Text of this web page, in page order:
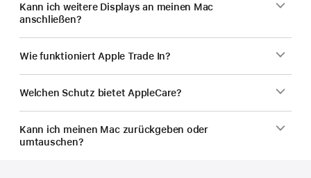
Kann ich weitere Displays an meinen Mac
anschließen?
Wie funktioniert Apple Trade In?
Welchen Schutz bietet AppleCare?
Kann ich meinen Mac zurückgeben oder
umtauschen?